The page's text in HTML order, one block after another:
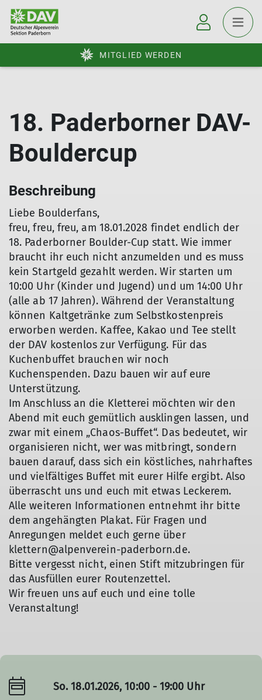
MITGLIED WERDEN
18. Paderborner DAV-
Bouldercup
Beschreibung
Liebe Boulderfans,
freu, freu, freu, am 18.01.2028 findet endlich der
18. Paderborner Boulder-Cup statt. Wie immer
braucht ihr euch nicht anzumelden und es muss
kein Startgeld gezahlt werden. Wir starten um
10:00 Uhr (Kinder und Jugend) und um 14:00 Uhr
(alle ab 17 Jahren). Während der Veranstaltung
können Kaltgetränke zum Selbstkostenpreis
erworben werden. Kaffee, Kakao und Tee stellt
der DAV kostenlos zur Verfügung. Für das
Kuchenbuffet brauchen wir noch
Kuchenspenden. Dazu bauen wir auf eure
Unterstützung.
Im Anschluss an die Kletterei möchten wir den
Abend mit euch gemütlich ausklingen lassen, und
zwar mit einem „Chaos-Buffet“. Das bedeutet, wir
organisieren nicht, wer was mitbringt, sondern
bauen darauf, dass sich ein köstliches, nahrhaftes
und vielfältiges Buffet mit eurer Hilfe ergibt. Also
überrascht uns und euch mit etwas Leckerem.
Alle weiteren Informationen entnehmt ihr bitte
dem angehängten Plakat. Für Fragen und
Anregungen meldet euch gerne über
klettern@alpenverein-paderborn.de.
Bitte vergesst nicht, einen Stift mitzubringen für
das Ausfüllen eurer Routenzettel.
Wir freuen uns auf euch und eine tolle
Veranstaltung!
So. 18.01.2026, 10:00 - 19:00 Uhr